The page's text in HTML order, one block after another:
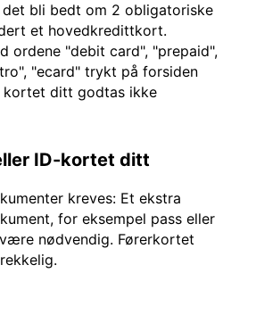
bli bedt om 2 obligatoriske
et hovedkredittkort.
ordene "debit card", "prepaid",
"ecard" trykt på forsiden
kortet ditt godtas ikke
ID-kortet ditt
kreves: Et ekstra
for eksempel pass eller
nødvendig. Førerkortet